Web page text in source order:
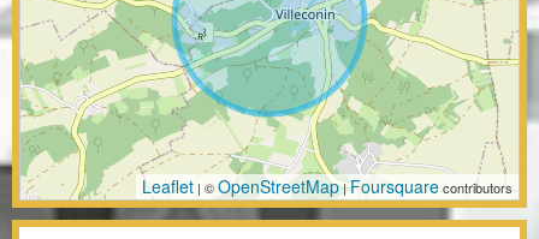
Leaflet | ©OpenStreetMap|Foursquarecontributors